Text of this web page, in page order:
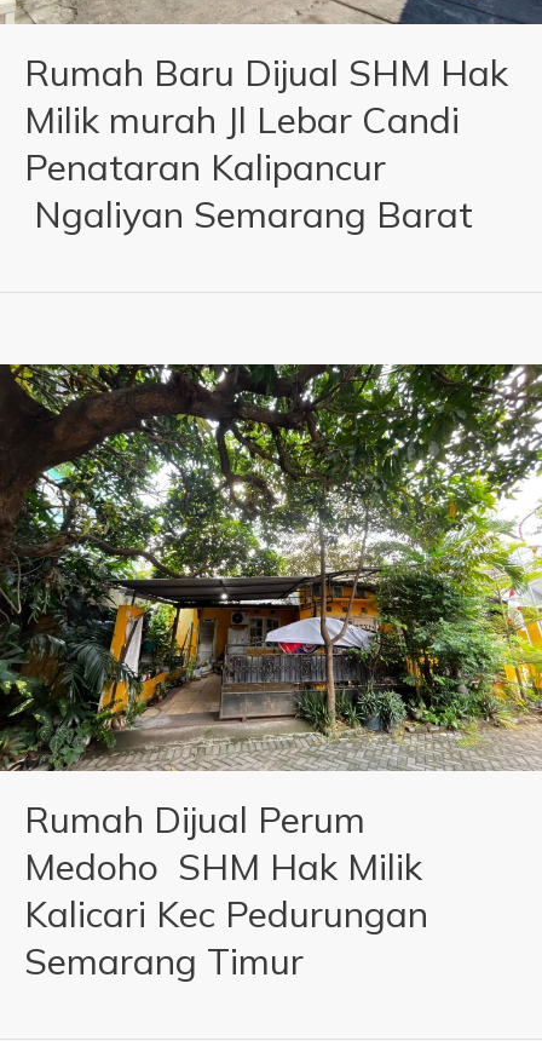
Rumah Baru Dijual SHM Hak
Milik murah Jl Lebar Candi
Penataran Kalipancur
Ngaliyan Semarang Barat
Rumah Dijual Perum
Medoho SHM Hak Milik
Kalicari Kec Pedurungan
Semarang Timur